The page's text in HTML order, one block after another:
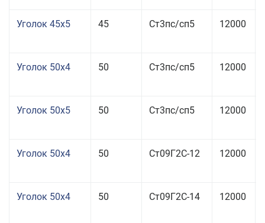
Уголок 45x5 45 Ст3пс/сп5 12000
Уголок 50x4 50 Ст3пс/сп5 12000
Уголок 50x5 50 Ст3пс/сп5 12000
Уголок 50x4 50 Ст09Г2С-12 12000
Уголок 50x4 50 Ст09Г2С-14 12000